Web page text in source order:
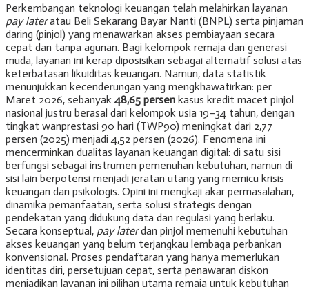
Perkembangan teknologi keuangan telah melahirkan layanan
pay lateratau Beli Sekarang Bayar Nanti (BNPL) serta pinjaman
daring (pinjol) yang menawarkan akses pembiayaan secara
cepat dan tanpa agunan. Bagi kelompok remaja dan generasi
muda, layanan ini kerap diposisikan sebagai alternatif solusi atas
keterbatasan likuiditas keuangan. Namun, data statistik
menunjukkan kecenderungan yang mengkhawatirkan: per
Maret 2026, sebanyak 48,65 persen kasus kredit macet pinjol
nasional justru berasal dari kelompok usia 19–34 tahun, dengan
tingkat wanprestasi 90 hari (TWP90) meningkat dari 2,77
persen (2025) menjadi 4,52 persen (2026). Fenomena ini
mencerminkan dualitas layanan keuangan digital: di satu sisi
berfungsi sebagai instrumen pemenuhan kebutuhan, namun di
sisi lain berpotensi menjadi jeratan utang yang memicu krisis
keuangan dan psikologis. Opini ini mengkaji akar permasalahan,
dinamika pemanfaatan, serta solusi strategis dengan
pendekatan yang didukung data dan regulasi yang berlaku.
Secara konseptual, pay laterdan pinjol memenuhi kebutuhan
akses keuangan yang belum terjangkau lembaga perbankan
konvensional. Proses pendaftaran yang hanya memerlukan
identitas diri, persetujuan cepat, serta penawaran diskon
menjadikan layanan ini pilihan utama remaja untuk kebutuhan